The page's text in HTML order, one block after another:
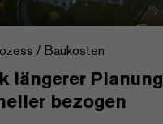
/ Baukosten
längerer Planung
bezogen